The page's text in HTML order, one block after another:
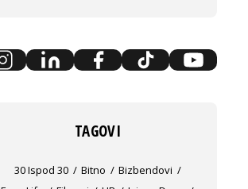
TAGOVI
30 Ispod 30 Bitno
Bizbendovi